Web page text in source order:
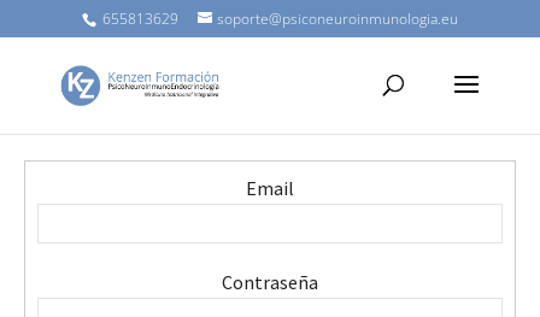
655813629 soporte@psiconeuroinmunologia.eu
Email
Contraseña